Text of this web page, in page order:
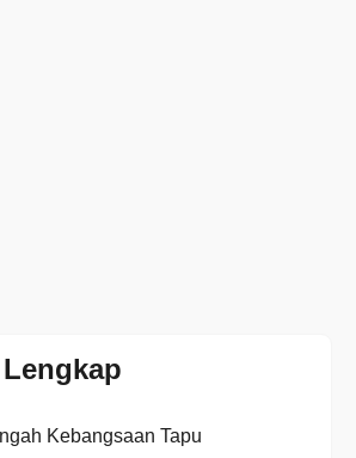
Kebangsaan Tapu